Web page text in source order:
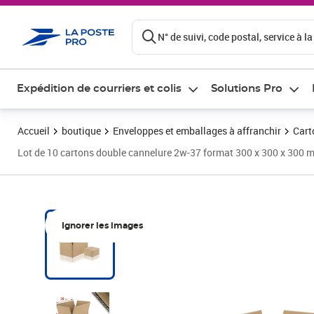
N° de suivi, code postal, service à
Expédition de courriers et colis Solutions Pro
Accueil boutique Enveloppes et emballages à affranchir
Lot de 10 cartons double cannelure 2w-37 format 300 x 300 x 300
Ignorer les images